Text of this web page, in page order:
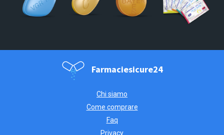
Farmaciesicure24
Chi siamo
Come comprare
Faq
Privacy